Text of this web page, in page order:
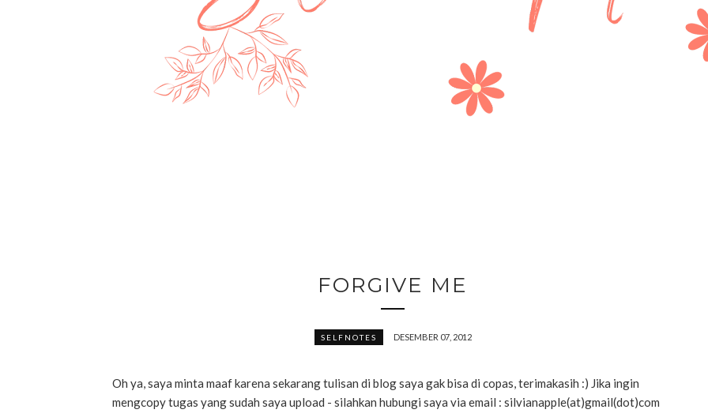
FORGIVE ME
SELFNOTES DESEMBER 07, 2012
Oh ya, saya minta maaf karena sekarang tulisan di blog saya gak bisa di copas, terimakasih :) Jika ingin
mengcopy tugas yang sudah saya upload - silahkan hubungi saya via email : silvianapple(at)gmail(dot)com